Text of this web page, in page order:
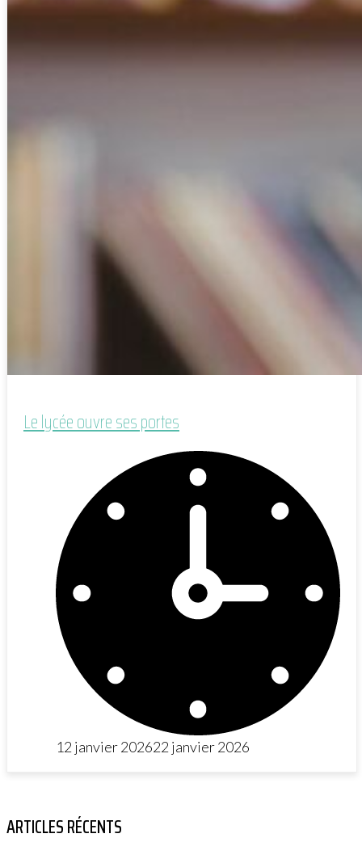
Le lycée ouvre ses portes
12 janvier 202622 janvier 2026
ARTICLES RÉCENTS